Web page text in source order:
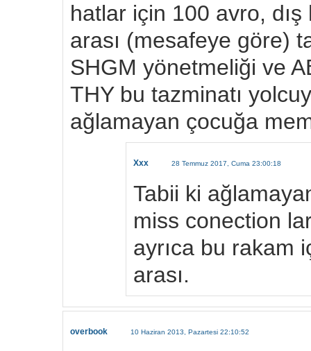
hatlar için 100 avro,
arası (mesafeye göre)
SHGM yönetmeliği ve
THY bu tazminatı
ağlamayan çocuğa
Xxx 28 Temmuz 2017, Cuma 23:00:18
Tabii ki
miss conection
ayrıca bu rakam
arası.
overbook 10 Haziran 2013, Pazartesi 22:10:52